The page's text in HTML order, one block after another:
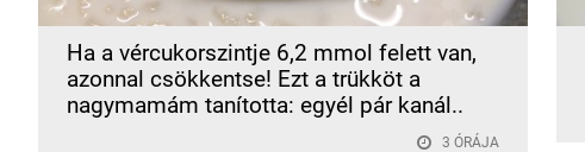
Ha a vércukorszintje 6,2 mmol felett van,
azonnal csökkentse! Ezt a trükköt a
nagymamám tanította: egyél pár kanál..
3 ÓRÁJA